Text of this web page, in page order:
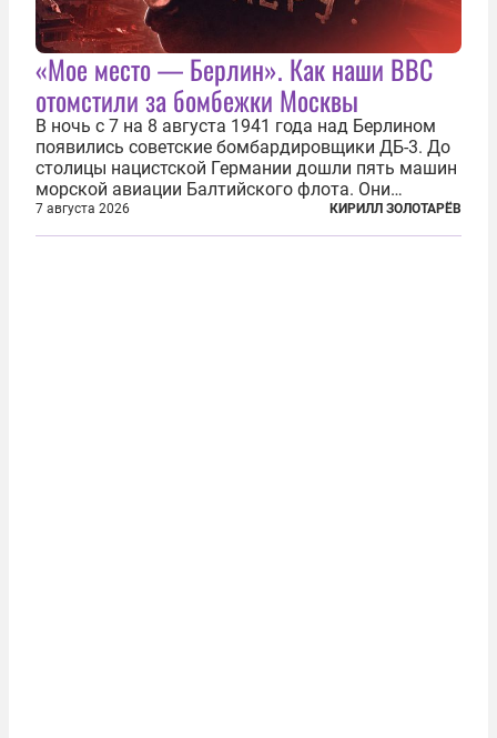
«Мое место — Берлин». Как наши ВВС
отомстили за бомбежки Москвы
В ночь с 7 на 8 августа 1941 года над Берлином
появились советские бомбардировщики ДБ-3. До
столицы нацистской Германии дошли пять машин
морской авиации Балтийского флота. Они
сбросили бомбы на город, который в тот момент
жил в полной уверенности, что война идет где-то
7 августа 2026 КИРИЛЛ ЗОЛОТАРЁВ